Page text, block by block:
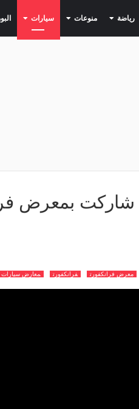
رياضة (current) منوعات (current) سيارات (current)
شاركت بمعرض
معرض فرانكفورت فرانكفورت معارض سيارات